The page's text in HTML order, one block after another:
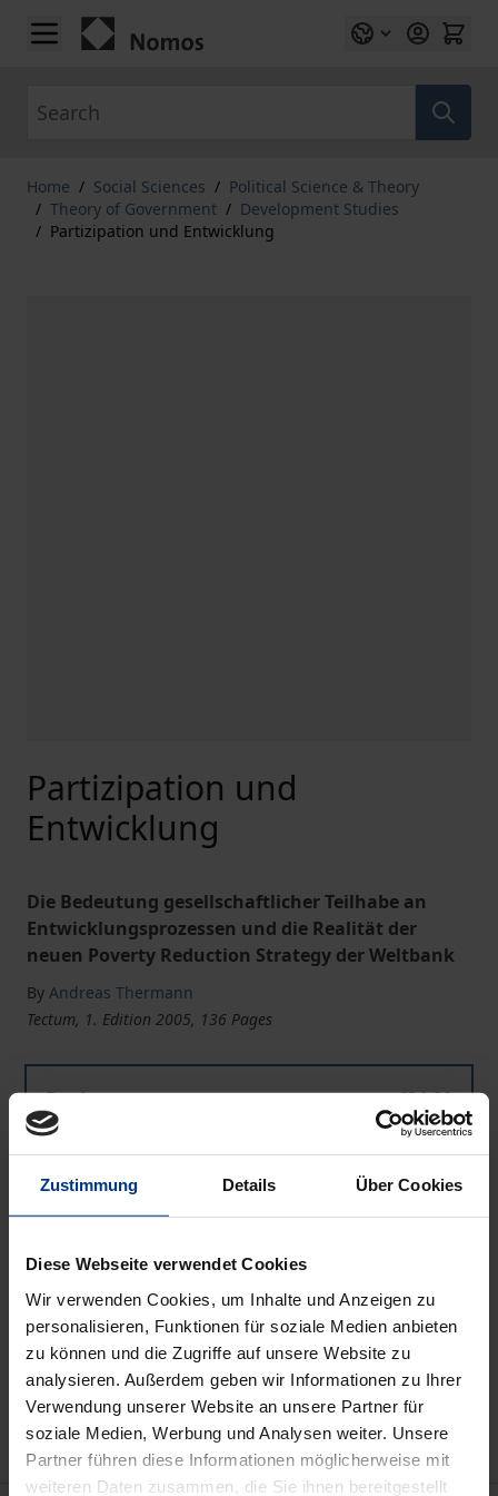
Zustimmung Details Über Cookies
Diese Webseite verwendet Cookies
Wir verwenden Cookies, um Inhalte und Anzeigen zu
personalisieren, Funktionen für soziale Medien anbieten
zu können und die Zugriffe auf unsere Website zu
analysieren. Außerdem geben wir Informationen zu Ihrer
Verwendung unserer Website an unsere Partner für
soziale Medien, Werbung und Analysen weiter. Unsere
Partner führen diese Informationen möglicherweise mit
weiteren Daten zusammen, die Sie ihnen bereitgestellt
Skip to Content
Home / Social Sciences / Political Science & Theory
/ Theory of Government / Development Studies
/ Partizipation und Entwicklung
Partizipation und
Entwicklung
Die Bedeutung gesellschaftlicher Teilhabe an
Entwicklungsprozessen und die Realität der
neuen Poverty Reduction Strategy der Weltbank
By Andreas Thermann
Tectum, 1. Edition 2005, 136 Pages
Book
€24.90
ISBN 978-3-8288-8825-8
may vary at checkout.
Add to Cart
Add to Wish List
Delivery cost notice